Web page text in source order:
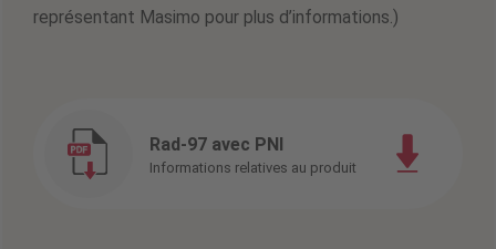
représentant Masimo pour plus d’informations.)
Rad-97 avec PNI
Informations relatives au produit